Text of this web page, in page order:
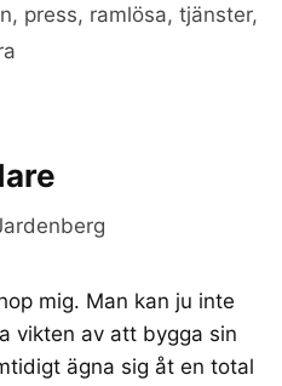
, press, ramlösa, tjänster,
mig. Man kan ju inte
vikten av att bygga sin
ägna sig åt en total